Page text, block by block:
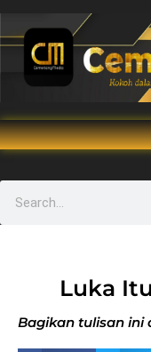
Luka
Bagikan tulisan ini